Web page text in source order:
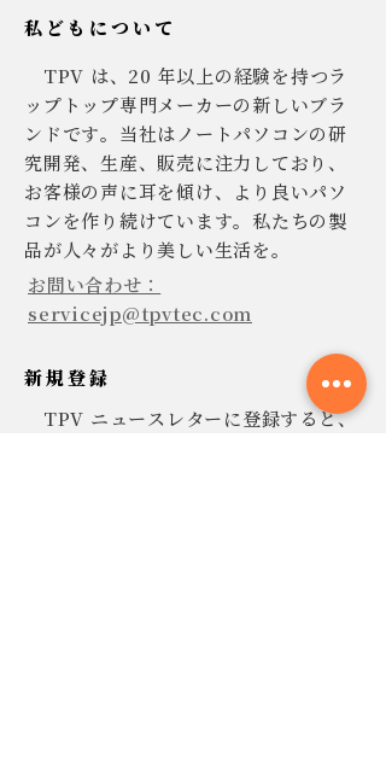
私どもについて
TPV は、20 年以上の経験を持つラ
ップトップ専門メーカーの新しいブラ
ンドです。当社はノートパソコンの研
究開発、生産、販売に注力しており、
お客様の声に耳を傾け、より良いパソ
コンを作り続けています。私たちの製
品が人々がより美しい生活を。
お問い合わせ：
servicejp@tpvtec.com
新規登録
TPV ニュースレターに登録すると、